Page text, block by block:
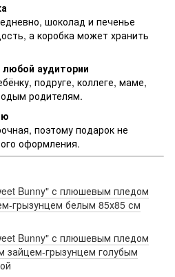
шоколад и печенье
а коробка может хранить
аудитории
подруге, коллеге, маме,
родителям.
поэтому подарок не
оформления.
Bunny" с плюшевым пледом
грызунцем белым 85х85 см
Bunny" с плюшевым пледом
зайцем-грызунцем голубым